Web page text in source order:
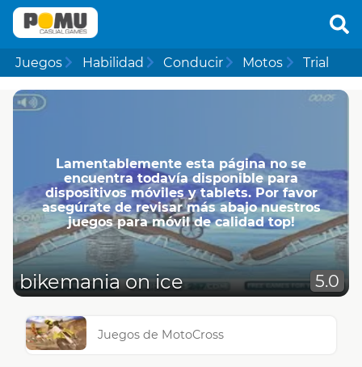
Juegos Habilidad Conducir Motos Trial
Lamentablemente esta página no se
encuentra todavía disponible para
dispositivos móviles y tablets. Por favor
asegúrate de revisar más abajo nuestros
juegos para móvil de calidad top!
bikemania on ice 5.0
Juegos de MotoCross